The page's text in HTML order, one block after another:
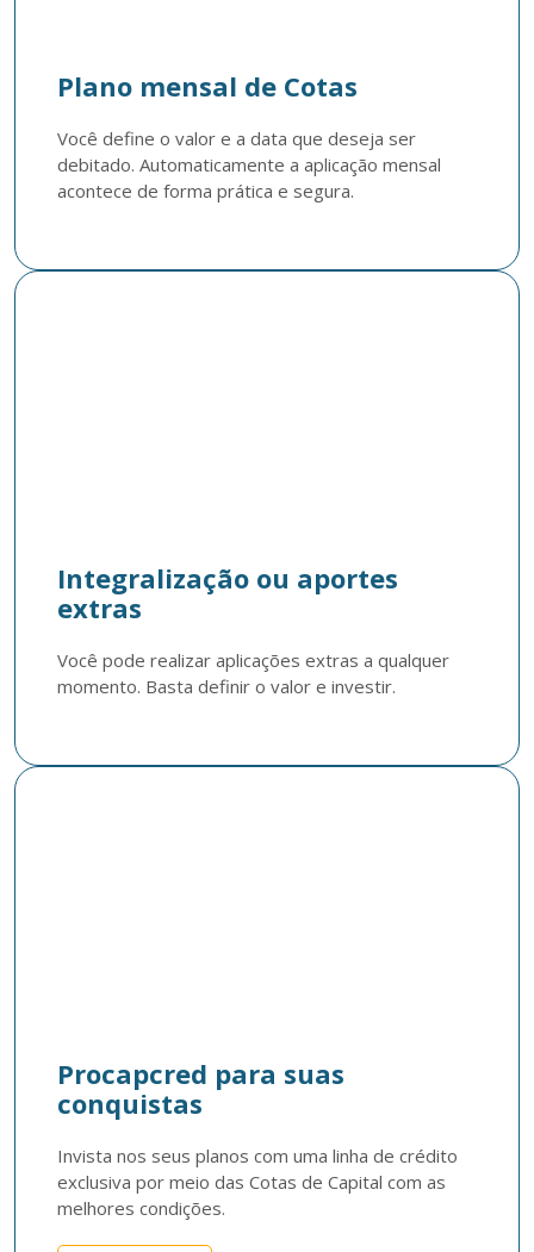
Plano mensal de Cotas
Você define o valor e a data que deseja ser
debitado. Automaticamente a aplicação mensal
acontece de forma prática e segura.
Integralização ou aportes
extras
Você pode realizar aplicações extras a qualquer
momento. Basta definir o valor e investir.
Procapcred para suas
conquistas
Invista nos seus planos com uma linha de crédito
exclusiva por meio das Cotas de Capital com as
melhores condições.